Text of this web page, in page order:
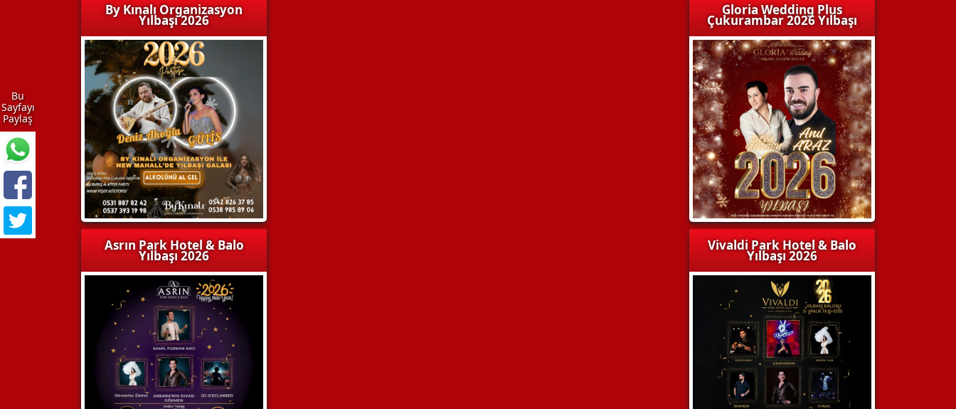
By Kınalı Organizasyon
Yılbaşı 2026
Asrın Park Hotel & Balo
Yılbaşı 2026
Gloria Wedding Plus
Çukurambar 2026 Yılbaşı
Vivaldi Park Hotel & Balo
Yılbaşı 2026
Bu
Sayfayı
Paylaş